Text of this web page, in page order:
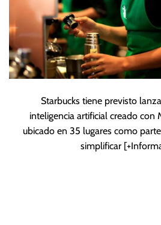
Starbucks tiene previsto
inteligencia artificial creado con
ubicado en 35 lugares como
simplificar